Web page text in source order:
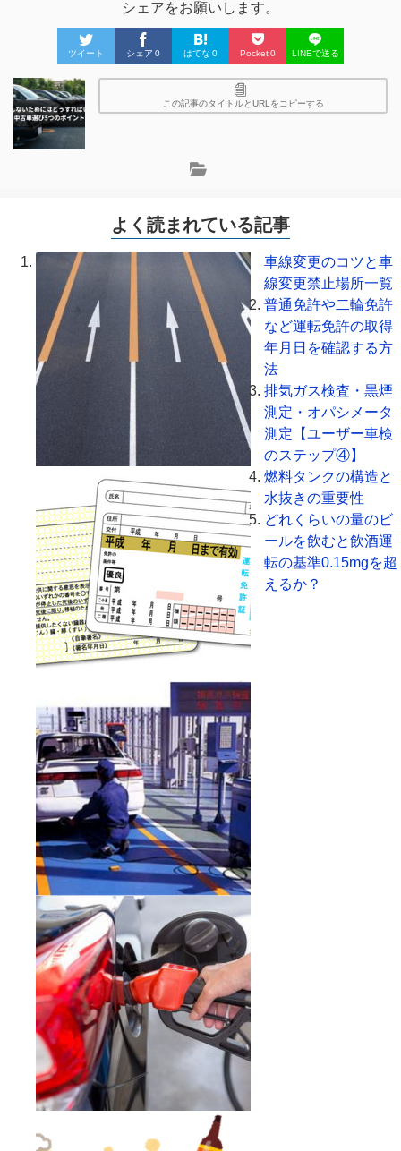
シェアをお願いします。
ツイート シェア 0 はてな 0 Pocket0 LINEで送る
この記事のタイトルとURLをコピーする
よく読まれている記事
車線変更のコツと車
線変更禁止場所一覧
普通免許や二輪免許
など運転免許の取得
年月日を確認する方
法
排気ガス検査・黒煙
測定・オパシメータ
測定【ユーザー車検
のステップ④】
燃料タンクの構造と
水抜きの重要性
どれくらいの量のビ
ールを飲むと飲酒運
転の基準0.15mgを超
えるか？